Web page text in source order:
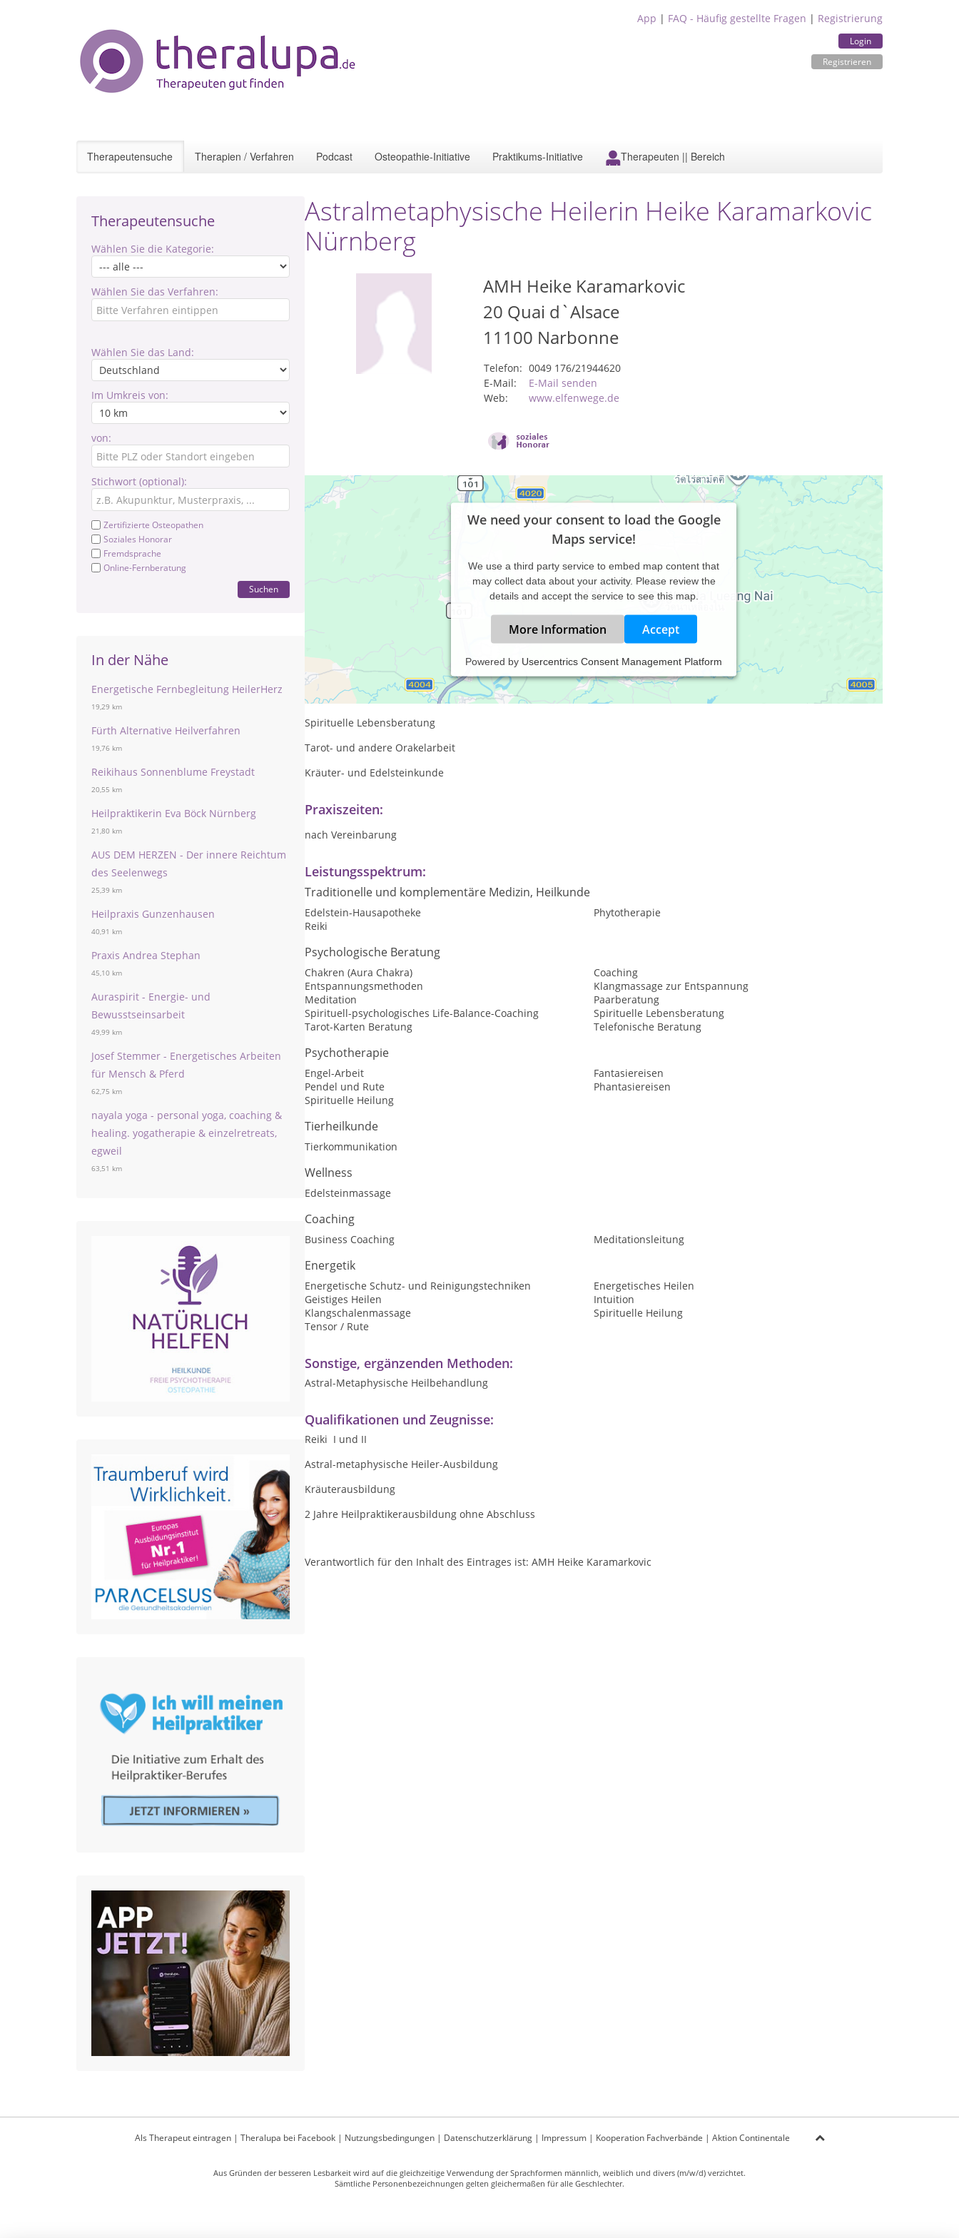
App | FAQ - Häufig gestellte Fragen | Registrierung
Login
Registrieren
Therapeutensuche Therapien / Verfahren Podcast Osteopathie-Initiative Praktikums-Initiative Therapeuten || Bereich
Therapeutensuche
Wählen Sie die Kategorie:
Wählen Sie das Verfahren:
Wählen Sie das Land:
Im Umkreis von:
von:
Stichwort (optional):
Zertifizierte Osteopathen
Soziales Honorar
Fremdsprache
Online-Fernberatung
Suchen
In der Nähe
Energetische Fernbegleitung HeilerHerz
19,29 km
Fürth Alternative Heilverfahren
19,76 km
Reikihaus Sonnenblume Freystadt
20,55 km
Heilpraktikerin Eva Böck Nürnberg
21,80 km
AUS DEM HERZEN - Der innere Reichtum
des Seelenwegs
25,39 km
Heilpraxis Gunzenhausen
40,91 km
Praxis Andrea Stephan
45,10 km
Auraspirit - Energie- und
Bewusstseinsarbeit
49,99 km
Josef Stemmer - Energetisches Arbeiten
für Mensch & Pferd
62,75 km
nayala yoga - personal yoga, coaching &
healing. yogatherapie & einzelretreats,
egweil
63,51 km
Astralmetaphysische Heilerin Heike Karamarkovic
Nürnberg
AMH Heike Karamarkovic
20 Quai d`Alsace
11100 Narbonne
Telefon: 0049 176/21944620
E-Mail:
E-Mail senden
Web:
www.elfenwege.de
We need your consent to load the Google
Maps service!
We use a third party service to embed map content that
may collect data about your activity. Please review the
details and accept the service to see this map.
More Information Accept
Powered by Usercentrics Consent Management Platform
Geistiges Heilen/AMH
Engel-Therapie
Spirituelle Lebensberatung
Tarot- und andere Orakelarbeit
Kräuter- und Edelsteinkunde
Praxiszeiten:
nach Vereinbarung
Leistungsspektrum:
Traditionelle und komplementäre Medizin, Heilkunde
Edelstein-Hausapotheke
Phytotherapie
Reiki
Psychologische Beratung
Chakren (Aura Chakra)
Coaching
Entspannungsmethoden
Klangmassage zur Entspannung
Meditation
Paarberatung
Spirituell-psychologisches Life-Balance-Coaching
Spirituelle Lebensberatung
Tarot-Karten Beratung
Telefonische Beratung
Psychotherapie
Engel-Arbeit
Fantasiereisen
Pendel und Rute
Phantasiereisen
Spirituelle Heilung
Tierheilkunde
Tierkommunikation
Wellness
Edelsteinmassage
Coaching
Business Coaching Meditationsleitung
Energetik
Energetische Schutz- und Reinigungstechniken
Energetisches Heilen
Geistiges Heilen
Intuition
Klangschalenmassage
Spirituelle Heilung
Tensor / Rute
Sonstige, ergänzenden Methoden:
Astral-Metaphysische Heilbehandlung
Qualifikationen und Zeugnisse:
Reiki I und II
Astral-metaphysische Heiler-Ausbildung
Kräuterausbildung
2 Jahre Heilpraktikerausbildung ohne Abschluss
Verantwortlich für den Inhalt des Eintrages ist: AMH Heike Karamarkovic
Als Therapeut eintragen| Theralupa bei Facebook| Nutzungsbedingungen| Datenschutzerklärung| Impressum| Kooperation Fachverbände | Aktion Continentale
Aus Gründen der besseren Lesbarkeit wird auf die gleichzeitige Verwendung der Sprachformen männlich, weiblich und divers (m/w/d) verzichtet.
Sämtliche Personenbezeichnungen gelten gleichermaßen für alle Geschlechter.